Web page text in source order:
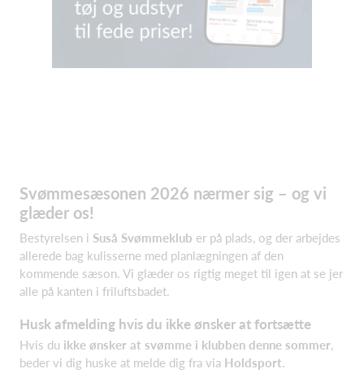
Svømmesæsonen 2026 nærmer sig – og vi
glæder os!
Bestyrelsen i Suså Svømmeklub er på plads, og der arbejdes
allerede bag kulisserne med planlægningen af den
kommende sæson. Vi glæder os rigtig meget til igen at se jer
alle på kanten i friluftsbadet.
Husk afmelding hvis du ikke ønsker at fortsætte
Hvis du ikke ønsker at svømme i klubben denne sommer,
beder vi dig huske at melde dig fra via Holdsport.